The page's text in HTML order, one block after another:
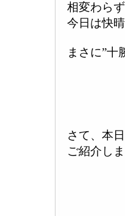
相変わら
今日は快
まさに”十
さて、本
ご紹介し